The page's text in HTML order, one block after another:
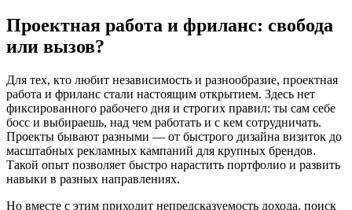
Проектная работа и фриланс: свобода
или вызов?
Для тех, кто любит независимость и разнообразие, проектная
работа и фриланс стали настоящим открытием. Здесь нет
фиксированного рабочего дня и строгих правил: ты сам себе
босс и выбираешь, над чем работать и с кем сотрудничать.
Проекты бывают разными — от быстрого дизайна визиток до
масштабных рекламных кампаний для крупных брендов.
Такой опыт позволяет быстро нарастить портфолио и развить
навыки в разных направлениях.
Но вместе с этим приходит непредсказуемость дохода, поиск